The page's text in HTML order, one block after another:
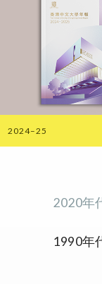
2024–25
2020年
1990年